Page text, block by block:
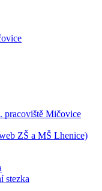
pracoviště Mičovice
ZŠ a MŠ Lhenice)
stezka